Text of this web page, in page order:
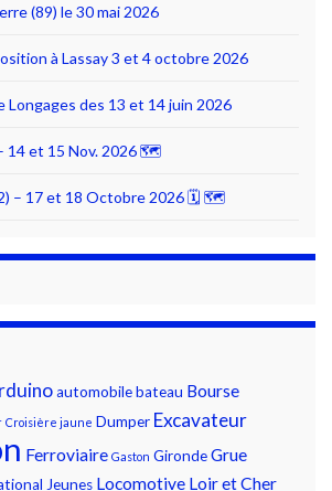
(89) le 30 mai 2026
à Lassay 3 et 4 octobre 2026
Longages des 13 et 14 juin 2026
14 et 15 Nov. 2026 🗺
– 17 et 18 Octobre 2026 🗓 🗺
automobilebateau Bourse
Croisière jaune Dumper Excavateur
Ferroviaire Gaston GirondeGrue
Jeunes Locomotive Loir et Cher